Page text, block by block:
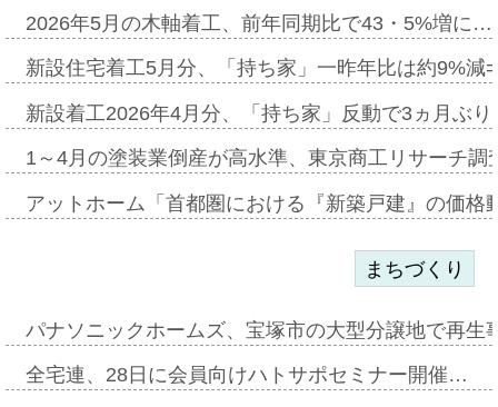
2026年5月の木軸着工、前年同期比で43・5%増に…
新設住宅着工5月分、「持ち家」一昨年比は約9%
新設着工2026年4月分、「持ち家」反動で3ヵ月ぶ
1～4月の塗装業倒産が高水準、東京商工リサーチ
アットホーム「首都圏における『新築戸建』の価
まちづくり
パナソニックホームズ、宝塚市の大型分譲地で再
全宅連、28日に会員向けハトサポセミナー開催…